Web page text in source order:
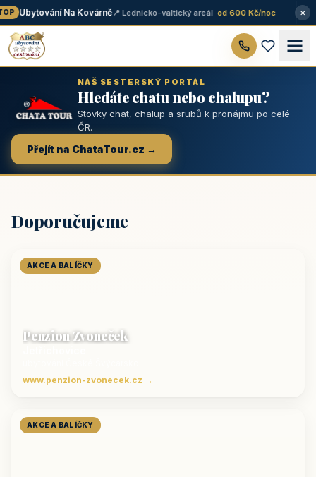
Ubytování Na Kovárně📍 Lednicko-valtický areál· od 600 Kč/noc ×
NÁŠ SESTERSKÝ PORTÁL
Hledáte chatu nebo chalupu?
Stovky chat, chalup a srubů k pronájmu po celé
ČR.
Přejít na ChataTour.cz →
Doporučujeme
AKCE A BALÍČKY
Penzion Zvoneček
www.penzion-zvonecek.cz →
AKCE A BALÍČKY